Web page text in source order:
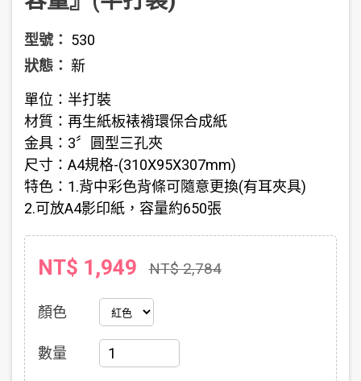
型號： 530
狀態： 新
單位：半打裝
材質：再生紙板裱褙環保合成紙
金具：3〞圓型三孔夾
尺寸：A4規格-(310X95X307mm)
特色：1.背中彩色背條可隨意更換(有耳夾具)
2.可放A4影印紙，容量約650張
NT$ 1,949 NT$ 2,784
顏色
數量